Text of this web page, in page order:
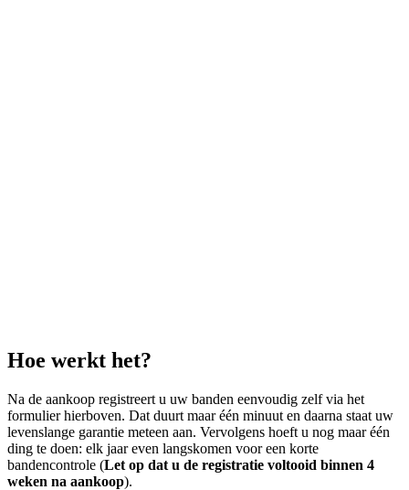
Hoe werkt het?
Na de aankoop registreert u uw banden eenvoudig zelf via het
formulier hierboven. Dat duurt maar één minuut en daarna staat uw
levenslange garantie meteen aan. Vervolgens hoeft u nog maar één
ding te doen: elk jaar even langskomen voor een korte
bandencontrole (Let op dat u de registratie voltooid binnen 4
weken na aankoop).